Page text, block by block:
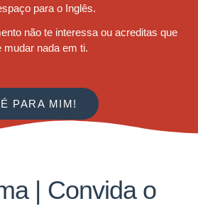
para o Inglês.
não te interessa ou acreditas que
mudar nada em ti.
É PARA MIM!
| Convida o